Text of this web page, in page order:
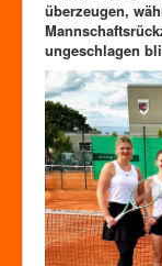
Förderverein
überzeugen,
ungeschlagen